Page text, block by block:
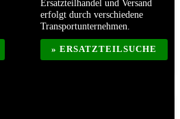
Ersatzteilhandel und Versand
erfolgt durch verschiedene
Transportunternehmen.
» ERSATZTEILSUCHE